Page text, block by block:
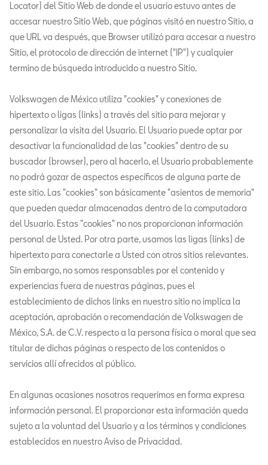
Locator) del Sitio Web de donde el usuario estuvo antes de
accesar nuestro Sitio Web, que páginas visitó en nuestro Sitio, a
que URL va después, que Browser utilizó para accesar a nuestro
Sitio, el protocolo de dirección de internet ("IP") y cualquier
termino de búsqueda introducido a nuestro Sitio.
Volkswagen de México utiliza "cookies" y conexiones de
hipertexto o ligas (links) a través del sitio para mejorar y
personalizar la visita del Usuario. El Usuario puede optar por
desactivar la funcionalidad de las "cookies" dentro de su
buscador (browser), pero al hacerlo, el Usuario probablemente
no podrá gozar de aspectos específicos de alguna parte de
este sitio. Las "cookies" son básicamente "asientos de memoria"
que pueden quedar almacenadas dentro de la computadora
del Usuario. Estas "cookies" no nos proporcionan información
personal de Usted. Por otra parte, usamos las ligas (links) de
hipertexto para conectarle a Usted con otros sitios relevantes.
Sin embargo, no somos responsables por el contenido y
experiencias fuera de nuestras páginas, pues el
establecimiento de dichos links en nuestro sitio no implica la
aceptación, aprobación o recomendación de Volkswagen de
México, S.A. de C.V. respecto a la persona física o moral que sea
titular de dichas páginas o respecto de los contenidos o
servicios allí ofrecidos al público.
En algunas ocasiones nosotros requerimos en forma expresa
información personal. El proporcionar esta información queda
sujeto a la voluntad del Usuario y a los términos y condiciones
establecidos en nuestro Aviso de Privacidad.